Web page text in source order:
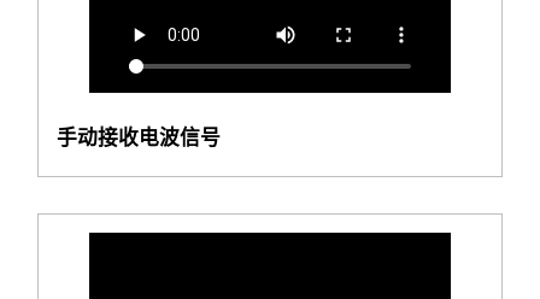
手动接收电波信号